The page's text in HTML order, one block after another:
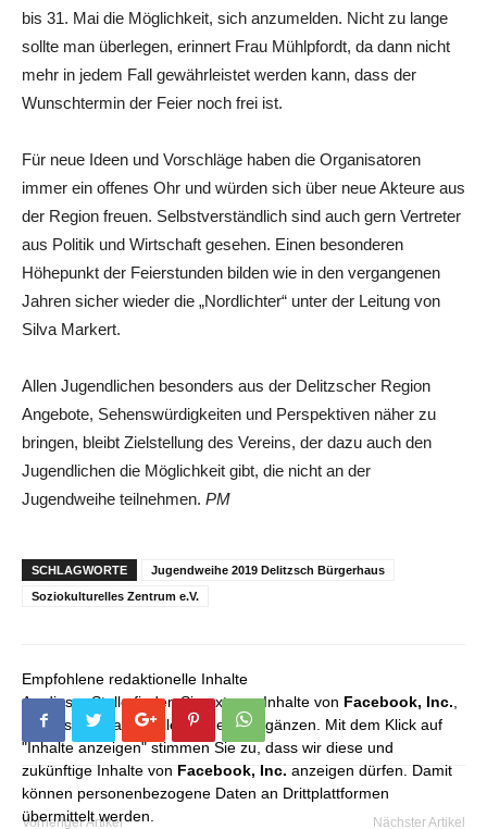
bis 31. Mai die Möglichkeit, sich anzumelden. Nicht zu lange
sollte man überlegen, erinnert Frau Mühlpfordt, da dann nicht
mehr in jedem Fall gewährleistet werden kann, dass der
Wunschtermin der Feier noch frei ist.
Für neue Ideen und Vorschläge haben die Organisatoren
immer ein offenes Ohr und würden sich über neue Akteure aus
der Region freuen. Selbstverständlich sind auch gern Vertreter
aus Politik und Wirtschaft gesehen. Einen besonderen
Höhepunkt der Feierstunden bilden wie in den vergangenen
Jahren sicher wieder die „Nordlichter“ unter der Leitung von
Silva Markert.
Allen Jugendlichen besonders aus der Delitzscher Region
Angebote, Sehenswürdigkeiten und Perspek­tiven näher zu
bringen, bleibt Zielstellung des Vereins, der dazu auch den
Jugendlichen die Möglichkeit gibt, die nicht an der
Jugendweihe teilnehmen. PM
SCHLAGWORTE
Jugendweihe 2019 Delitzsch Bürgerhaus
Soziokulturelles Zentrum e.V.
Empfohlene redaktionelle Inhalte
An dieser Stelle finden Sie externe Inhalte von Facebook, Inc.
die unser redaktionelles Angebot ergänzen. Mit dem Klick auf
"Inhalte anzeigen" stimmen Sie zu, dass wir diese und
zukünftige Inhalte von Facebook, Inc. anzeigen dürfen. Damit
können personenbezogene Daten an Drittplattformen
übermittelt werden.
Vorheriger Artikel Nächster Artikel